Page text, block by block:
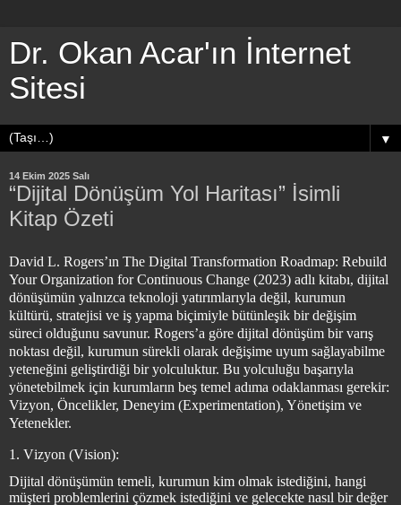
Dr. Okan Acar'ın İnternet
Sitesi
▼
14 Ekim 2025 Salı
“Dijital Dönüşüm Yol Haritası” İsimli
Kitap Özeti
David L. Rogers’ın The Digital Transformation Roadmap: Rebuild
Your Organization for Continuous Change (2023) adlı kitabı, dijital
dönüşümün yalnızca teknoloji yatırımlarıyla değil, kurumun
kültürü, stratejisi ve iş yapma biçimiyle bütünleşik bir değişim
süreci olduğunu savunur. Rogers’a göre dijital dönüşüm bir varış
noktası değil, kurumun sürekli olarak değişime uyum sağlayabilme
yeteneğini geliştirdiği bir yolculuktur. Bu yolculuğu başarıyla
yönetebilmek için kurumların beş temel adıma odaklanması gerekir:
Vizyon, Öncelikler, Deneyim (Experimentation), Yönetişim ve
Yetenekler.
1. Vizyon (Vision):
Dijital dönüşümün temeli, kurumun kim olmak istediğini, hangi
müşteri problemlerini çözmek istediğini ve gelecekte nasıl bir değer